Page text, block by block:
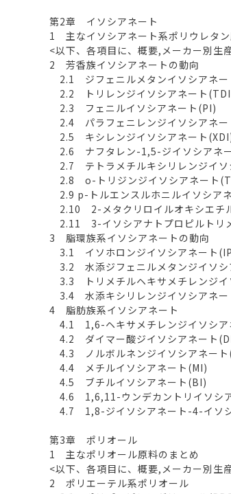
第2章 イソシアネート
1 主なイソシアネート系ポリウレタン
<以下、各項目に、概要,メーカー別生
2 芳香族イソシアネートの動向
2.1 ジフェニルメタンイソシアネー
2.2 トリレンジイソシアネート
2.3 フェニルイソシアネート(PI)
2.4 パラフェニレンジイソシアネー
2.5 キシレンジイソシアネート
2.6 ナフタレン-1,5-ジイソシアネ
2.7 テトラメチルキシリレンジイソ
2.8 o-トリジンジイソシアネート
2.9 p-トルエンスルホニルイソシア
2.10 2-メタクリロイルオキシエチ
2.11 3-イソシアナトプロピルトリ
3 脂環族系イソシアネートの動向
3.1 イソホロンジイソシアネート
3.2 水添ジフェニルメタンジイソシ
3.3 トリメチルヘキサメチレンジイ
3.4 水添キシリレンジイソシアネー
4 脂肪族系イソシアネート
4.1 1,6-ヘキサメチレンジイソシア
4.2 ダイマー酸ジイソシアネート
4.3 ノルボルネンジイソシアネー
4.4 メチルイソシアネート(MI)
4.5 ブチルイソシアネート(BI)
4.6 1,6,11-ウンデカントリイソシ
4.7 1,8-ジイソシアネート-4-イソシ
第3章 ポリオール
1 主なポリオール原料のまとめ
<以下、各項目に、概要,メーカー別生
2 ポリエーテル系ポリオール